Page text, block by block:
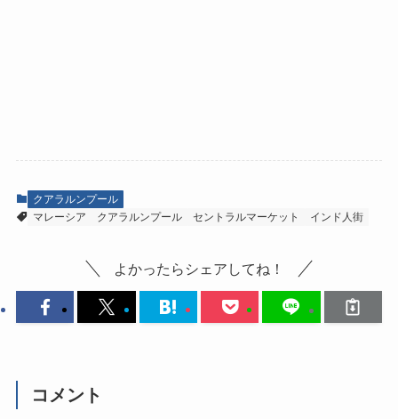
クアラルンプール
マレーシア
クアラルンプール セントラルマーケット インド人街
よかったらシェアしてね！
コメント